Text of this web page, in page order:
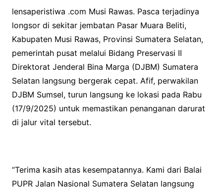
lensaperistiwa .com Musi Rawas. Pasca terjadinya
longsor di sekitar jembatan Pasar Muara Beliti,
Kabupaten Musi Rawas, Provinsi Sumatera Selatan,
pemerintah pusat melalui Bidang Preservasi II
Direktorat Jenderal Bina Marga (DJBM) Sumatera
Selatan langsung bergerak cepat. Afif, perwakilan
DJBM Sumsel, turun langsung ke lokasi pada Rabu
(17/9/2025) untuk memastikan penanganan darurat
di jalur vital tersebut.
“Terima kasih atas kesempatannya. Kami dari Balai
PUPR Jalan Nasional Sumatera Selatan langsung